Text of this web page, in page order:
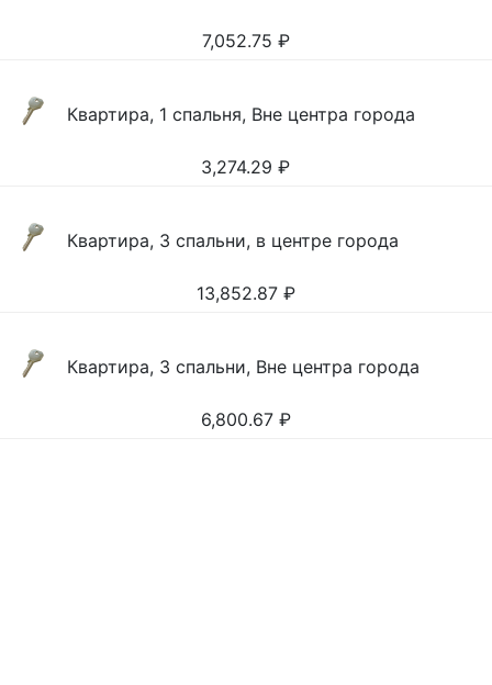
7,052.75 ₽
Квартира, 1 спальня, Вне центра города
3,274.29 ₽
Квартира, 3 спальни, в центре города
13,852.87 ₽
Квартира, 3 спальни, Вне центра города
6,800.67 ₽